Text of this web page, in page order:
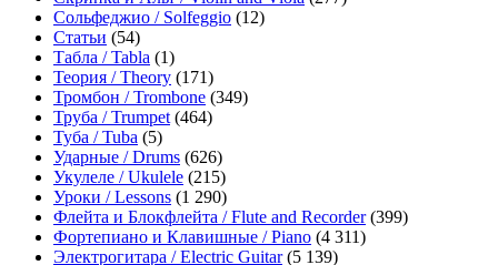
Сольфеджио / Solfeggio (12)
Статьи (54)
Табла / Tabla (1)
Теория / Theory (171)
Тромбон / Trombone (349)
Труба / Trumpet (464)
Туба / Tuba (5)
Ударные / Drums (626)
Укулеле / Ukulele (215)
Уроки / Lessons (1 290)
Флейта и Блокфлейта / Flute and Recorder(399)
Фортепиано и Клавишные / Piano (4 311)
Электрогитара / Electric Guitar(5 139)